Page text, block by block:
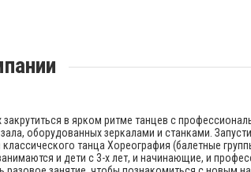
в ярком ритме танцев с
оборудованных зеркалами и станками.
танца Хореография (балетные
и дети с 3-х лет, и начинающие, и